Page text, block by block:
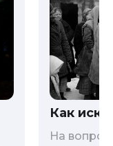
Как
На вопрос